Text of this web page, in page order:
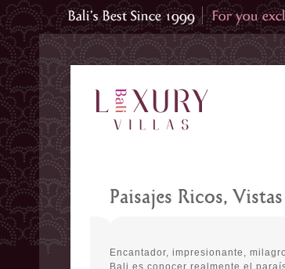
Paisajes Ricos,
Encantador, impresionante,
Bali es conocer realmente el